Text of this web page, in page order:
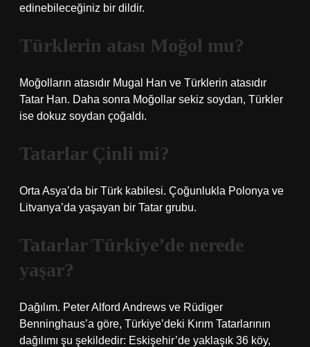
edinebileceğiniz bir dildir.
Türklerin atası Moğol mu?
Moğolların atasıdır Mugal Han ve Türklerin atasıdır
Tatar Han. Daha sonra Moğollar sekiz soydan, Türkler
ise dokuz soydan çoğaldı.
Tatarlar Çinli mi?
Orta Asya’da bir Türk kabilesi. Çoğunlukla Polonya ve
Litvanya’da yaşayan bir Tatar grubu.
Tatarlar Türkiye’de nerede
yaşar?
Dağılım. Peter Alford Andrews ve Rüdiger
Benninghaus’a göre, Türkiye’deki Kırım Tatarlarının
dağılımı şu şekildedir: Eskişehir’de yaklaşık 36 köy,